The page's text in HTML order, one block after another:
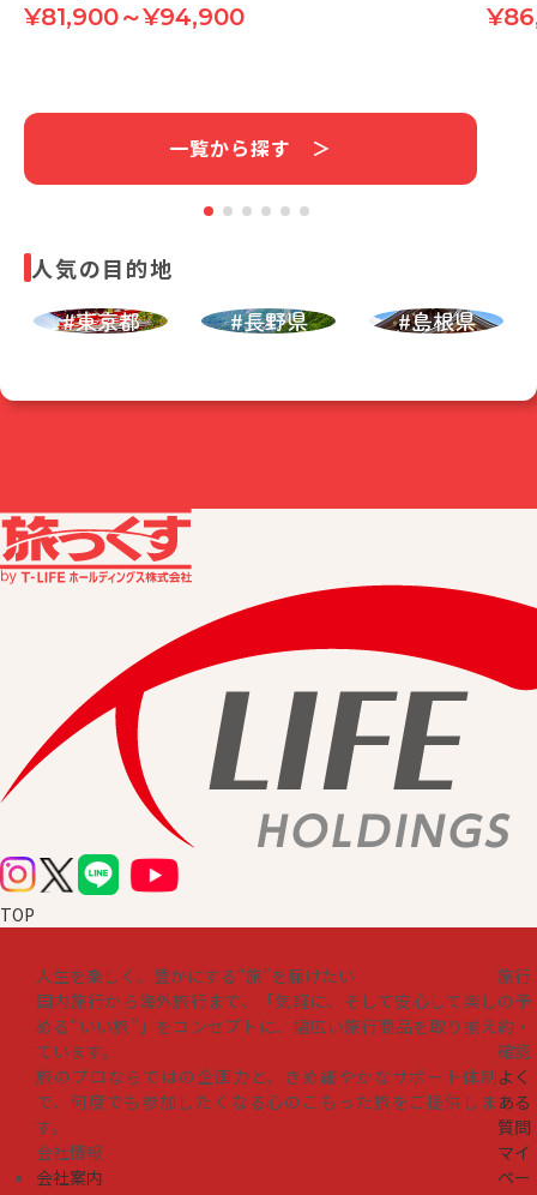
¥81,900～¥94,900
一覧から探す ＞
人気の目的地
#東京都
#長野県 #島根県
TOP
人生を楽しく、豊かにする“旅”を届けたい
国内旅行から海外旅行まで、「気軽に、そして安心して楽し
める“いい旅”」をコンセプトに、幅広い旅行商品を取り揃え
ています。
旅のプロならではの企画力と、きめ細やかなサポート体制
で、何度でも参加したくなる心のこもった旅をご提供しま
す。
会社情報
会社案内
旅行
の予
約・
確認
よく
ある
質問
マイ
ペー